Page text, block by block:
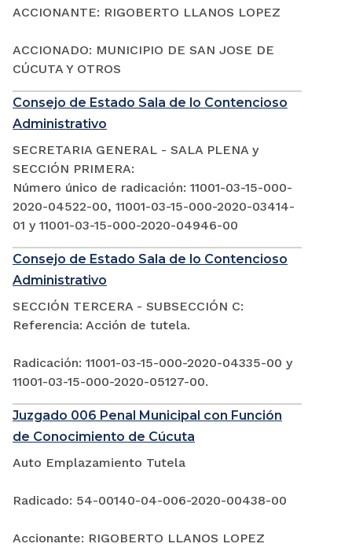
ACCIONANTE: RIGOBERTO LLANOS LOPEZ
ACCIONADO: MUNICIPIO DE SAN JOSE DE
CÚCUTA Y OTROS
Consejo de Estado Sala de lo Contencioso
Administrativo
SECRETARIA GENERAL - SALA PLENA y
SECCIÓN PRIMERA:
Número único de radicación: 11001-03-15-000-
2020-04522-00, 11001-03-15-000-2020-03414-
01 y 11001-03-15-000-2020-04946-00
Consejo de Estado Sala de lo Contencioso
Administrativo
SECCIÓN TERCERA - SUBSECCIÓN C:
Referencia: Acción de tutela.
Radicación: 11001-03-15-000-2020-04335-00 y
11001-03-15-000-2020-05127-00.
Juzgado 006 Penal Municipal con Función
de Conocimiento de Cúcuta
Auto Emplazamiento Tutela
Radicado: 54-00140-04-006-2020-00438-00
Accionante: RIGOBERTO LLANOS LOPEZ